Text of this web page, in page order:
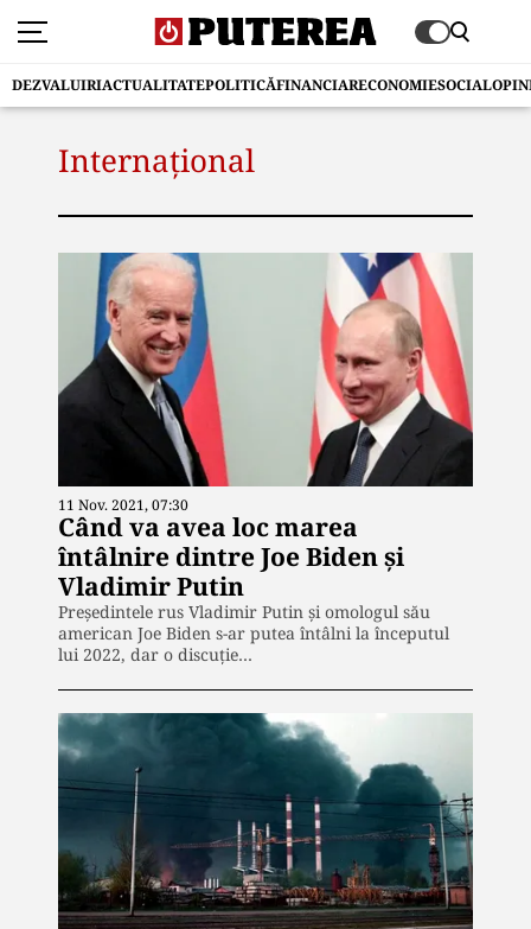
DEZVALUIRIACTUALITATEPOLITICĂFINANCIARECONOMIESOCIAL
Internațional
11 Nov. 2021, 07:30
Când va avea loc marea
întâlnire dintre Joe Biden și
Vladimir Putin
Preşedintele rus Vladimir Putin şi omologul său
american Joe Biden s-ar putea întâlni la începutul
lui 2022, dar o discuție…